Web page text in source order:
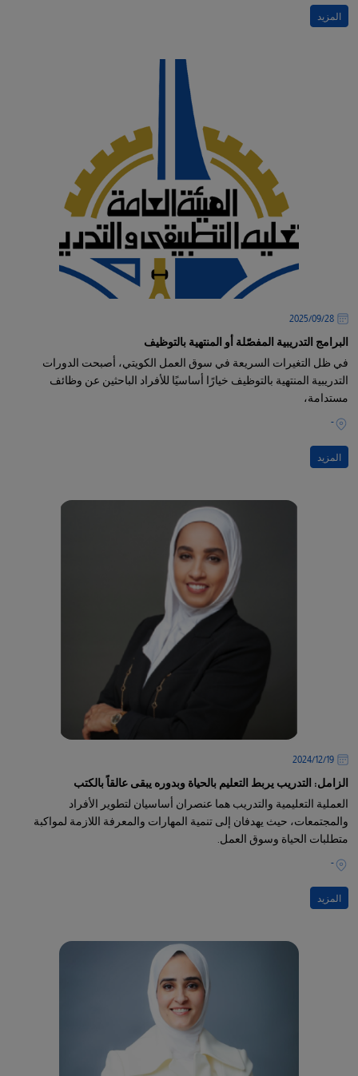
المزيد
28‏/09‏/2025
البرامج التدريبية المفصّلة أو المنتهية بالتوظيف
في ظل التغيرات السريعة في سوق العمل الكويتي، أصبحت الدورات
التدريبية المنتهية بالتوظيف خيارًا أساسيًا للأفراد الباحثين عن وظائف
مستدامة،
-
المزيد
19‏/12‏/2024
الزامل: التدريب يربط التعليم بالحياة وبدوره يبقى عالقاً بالكتب
العملية التعليمية والتدريب هما عنصران أساسيان لتطوير الأفراد
والمجتمعات، حيث يهدفان إلى تنمية المهارات والمعرفة اللازمة لمواكبة
متطلبات الحياة وسوق العمل.
-
المزيد